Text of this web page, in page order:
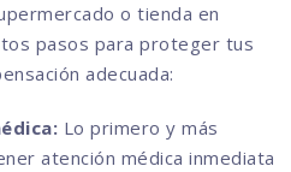
o tienda en
pasos para proteger tus
adecuada:
Lo primero y más
atención médica inmediata